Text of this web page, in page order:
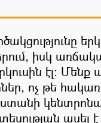
իսկ
էլ։ Մենք
ոչ թե
ասել